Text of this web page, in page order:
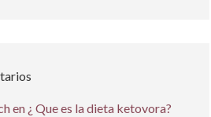
en ¿ Que es la dieta ketovora?